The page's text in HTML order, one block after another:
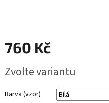
760 Kč
cena:
Zvolte variantu
Barva (vzor)